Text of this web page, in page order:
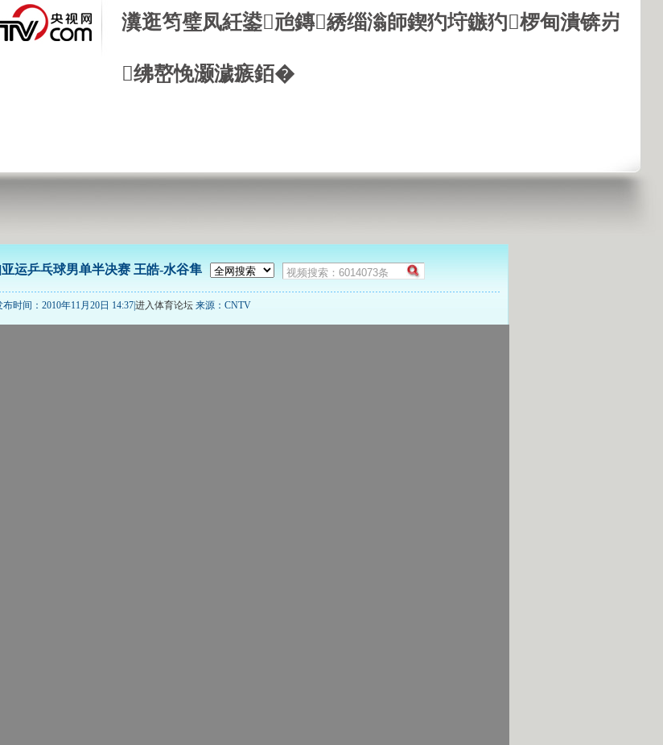
瀵逛笉璧凤紝鍙兘鏄綉缁滃師鍥犳垨鏃犳椤甸潰锛岃
绋嶅悗灏濊瘯銆�
运乒乓球男单半决赛 王皓-水谷隼
布时间：2010年11月20日 14:37|进入体育论坛 来源：CNTV